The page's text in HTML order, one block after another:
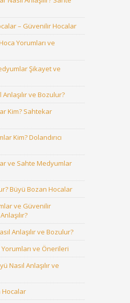
– Güvenilir Hocalar
Yorumları ve
Şikayet ve
ve Bozulur?
Kim? Sahtekar
Kim? Dolandırıcı
ve Sahte Medyumlar
Büyü Bozan Hocalar
ve Güvenilir
Anlaşılır ve Bozulur?
ve Önerileri
Nasıl Anlaşılır ve
Hocalar